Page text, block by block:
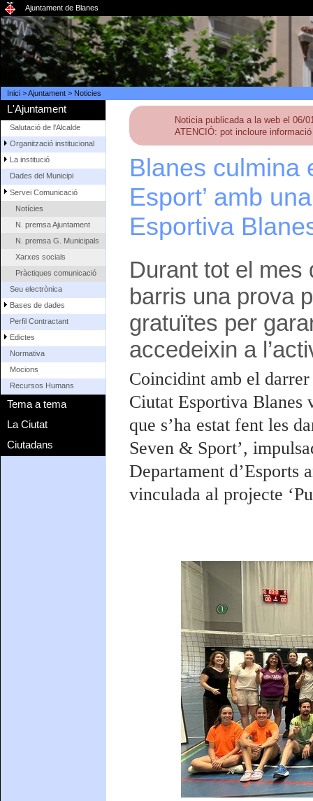
Ajuntament de Blanes
Inici>Ajuntament> Noticies
L'Ajuntament
Salutació de l'Alcalde
Organització institucional
La institució
Dades del Municipi
Servei Comunicació
Notícies
N. premsa Ajuntament
N. premsa G. Municipals
Xarxes socials
Pràctiques comunicació
Seu electrònica
Bases de dades
Perfil Contractant
Edictes
Normativa
Mocions
Recursos Humans
Tema a tema
La Ciutat
Ciutadans
Noticia publicada a la web el 06/
ATENCIÓ: pot incloure
Blanes culmina
Esport’ amb
Esportiva
Durant tot el mes
barris una prova
gratuïtes per
accedeixin a
Coincidint amb el darrer
Ciutat Esportiva Blanes
que s’ha estat fent les
Seven & Sport’,
Departament d’Esports
vinculada al projecte